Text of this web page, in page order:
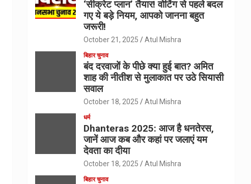
‘सीक्रेट प्लान’ तैयार! वोटिंग से पहले बदल
गए ये बड़े नियम, आपको जानना बहुत
जरूरी!
October 21, 2025 Atul Mishra
बिहार चुनाव
बंद दरवाजों के पीछे क्या हुई बात? अमित
शाह की नीतीश से मुलाकात पर उठे सियासी
सवाल
October 18, 2025 Atul Mishra
धर्म
Dhanteras 2025: आज है धनतेरस,
जानें आज कब और कहां पर जलाएं यम
देवता का दीया
October 18, 2025 Atul Mishra
बिहार चुनाव